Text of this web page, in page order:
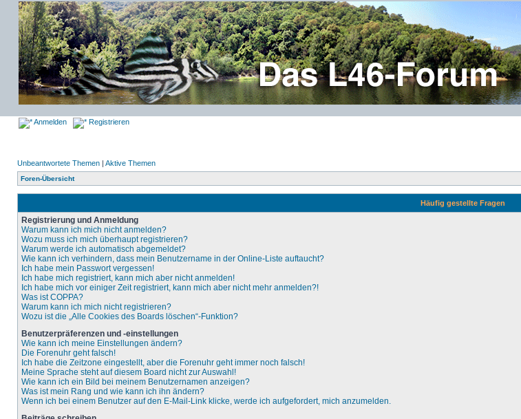
Anmelden Registrieren
Unbeantwortete Themen | Aktive Themen
Foren-Übersicht
Häufig gestellte Fragen
Registrierung und Anmeldung
Warum kann ich mich nicht anmelden?
Wozu muss ich mich überhaupt registrieren?
Warum werde ich automatisch abgemeldet?
Wie kann ich verhindern, dass mein Benutzername in der Online-Liste auftaucht?
Ich habe mein Passwort vergessen!
Ich habe mich registriert, kann mich aber nicht anmelden!
Ich habe mich vor einiger Zeit registriert, kann mich aber nicht mehr anmelden?!
Was ist COPPA?
Warum kann ich mich nicht registrieren?
Wozu ist die „Alle Cookies des Boards löschen“-Funktion?
Benutzerpräferenzen und -einstellungen
Wie kann ich meine Einstellungen ändern?
Die Forenuhr geht falsch!
Ich habe die Zeitzone eingestellt, aber die Forenuhr geht immer noch falsch!
Meine Sprache steht auf diesem Board nicht zur Auswahl!
Wie kann ich ein Bild bei meinem Benutzernamen anzeigen?
Was ist mein Rang und wie kann ich ihn ändern?
Wenn ich bei einem Benutzer auf den E-Mail-Link klicke, werde ich aufgefordert, mich anzumelden.